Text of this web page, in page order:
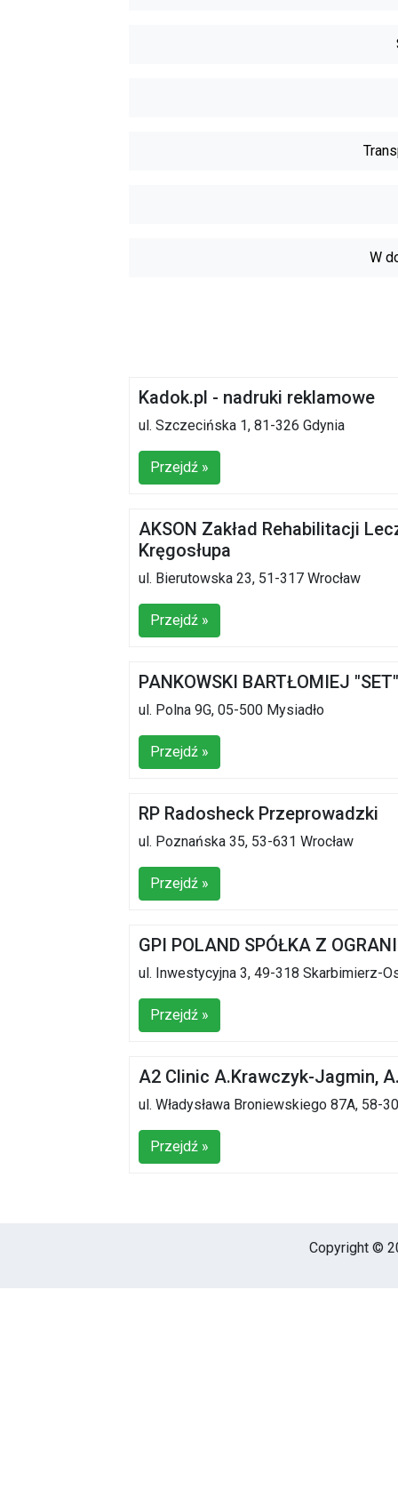
W
Kadok.pl - nadruki reklamowe
ul. Szczecińska 1, 81-326 Gdynia
Przejdź »
AKSON Zakład Rehabilitacji
Kręgosłupa
ul. Bierutowska 23, 51-317 Wrocław
Przejdź »
PANKOWSKI BARTŁOMIEJ "SET"
ul. Polna 9G, 05-500 Mysiadło
Przejdź »
RP Radosheck Przeprowadzki
ul. Poznańska 35, 53-631 Wrocław
Przejdź »
GPI POLAND SPÓŁKA Z
ul. Inwestycyjna 3, 49-318 Skarbimierz-
Przejdź »
A2 Clinic A.Krawczyk-Jagmin,
ul. Władysława Broniewskiego 87A, 58-
Przejdź »
Copyright ©